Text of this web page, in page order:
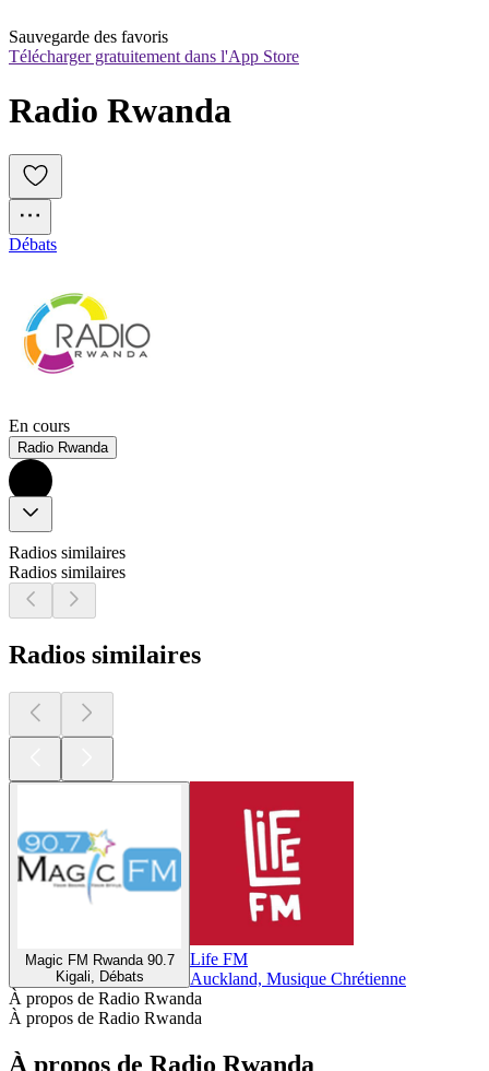
Sauvegarde des favoris
Télécharger gratuitement dans l'App Store
Radio Rwanda
Débats
En cours
Radio Rwanda
Radios similaires
Radios similaires
Radios similaires
Magic FM Rwanda 90.7
Kigali, Débats
Life FM
Auckland, Musique Chrétienne
À propos de Radio Rwanda
À propos de Radio Rwanda
À propos de Radio Rwanda